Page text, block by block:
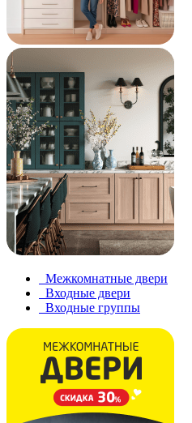
Межкомнатные двери
Входные двери
Входные группы